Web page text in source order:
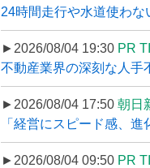
24時間走行や水道使わ
►2026/08/04 19:30 PR
不動産業界の深刻な人手
►2026/08/04 17:50 朝日
「経営にスピード感、
►2026/08/04 09:50 PR